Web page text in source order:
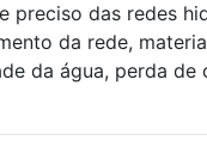
das redes
da rede,
da água, perda